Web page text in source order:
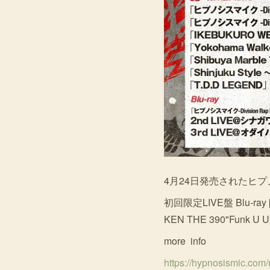
4月24日発売されたヒ
初回限定LIVE盤 Blu-
KEN THE 390"Funk U
more info
https://